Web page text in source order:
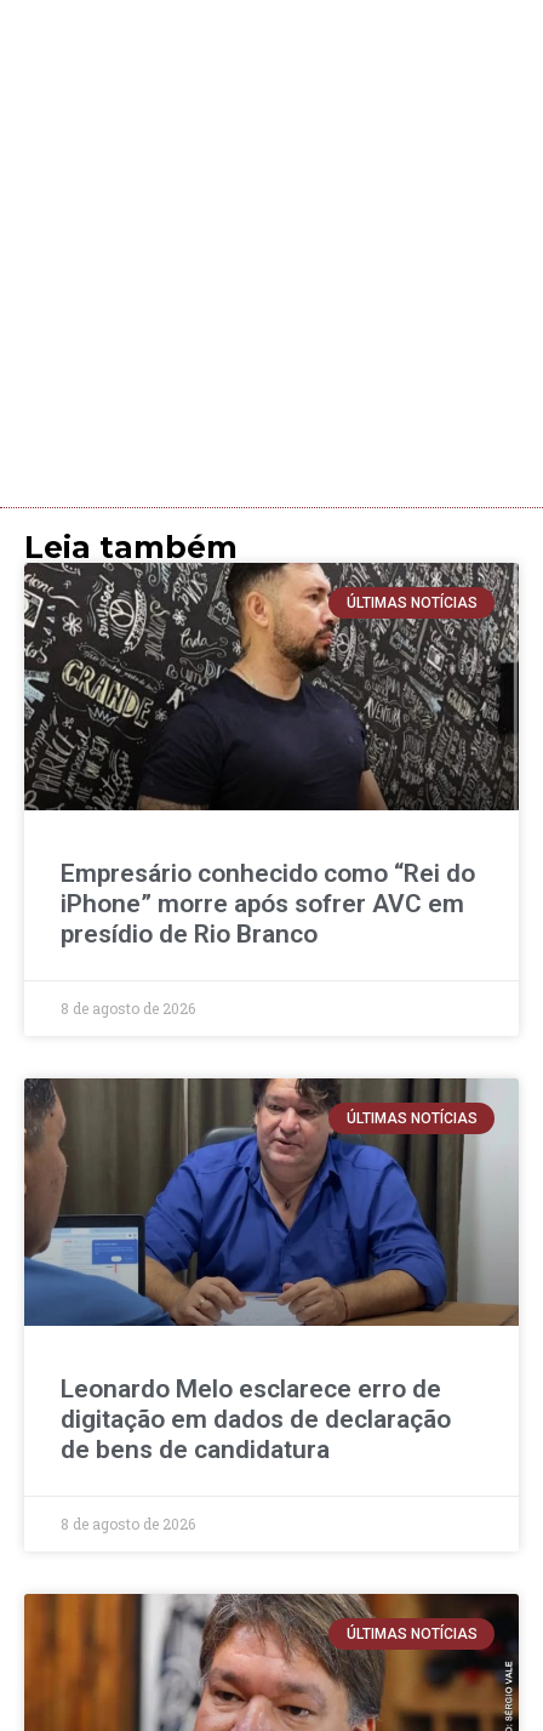
Leia também
ÚLTIMAS NOTÍCIAS
Empresário conhecido como “Rei do
iPhone” morre após sofrer AVC em
presídio de Rio Branco
8 de agosto de 2026
ÚLTIMAS NOTÍCIAS
Leonardo Melo esclarece erro de
digitação em dados de declaração
de bens de candidatura
8 de agosto de 2026
ÚLTIMAS NOTÍCIAS